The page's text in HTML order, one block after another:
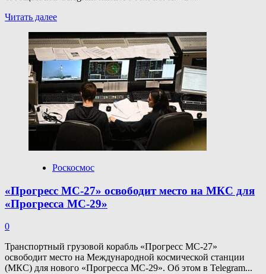
Читать далееПрочитать
о
Роскосмос
сообщил
о корректировке
орбиты
МКС
из-
за
угрозы
столкновения
Роскосмос
«Прогресс МС-27» освободит место на МКС для
«Прогресса МС-29»
0
Транспортный грузовой корабль «Прогресс МС-27»
освободит место на Международной космической станции
(МКС) для нового «Прогресса МС-29». Об этом в Telegram...